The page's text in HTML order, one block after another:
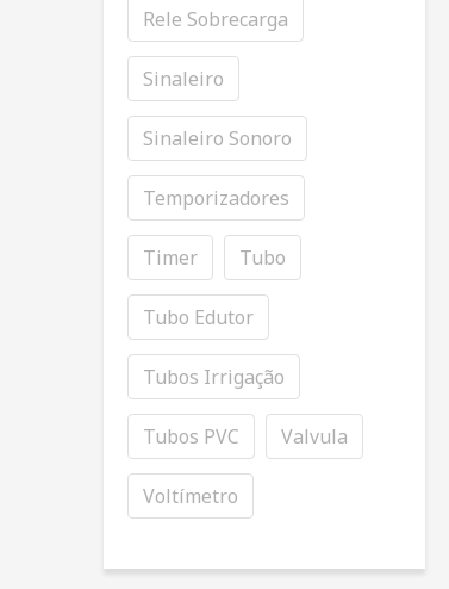
Rele Sobrecarga
Sinaleiro
Sinaleiro Sonoro
Temporizadores
Timer Tubo
Tubo Edutor
Tubos Irrigação
Tubos PVC Valvula
Voltímetro